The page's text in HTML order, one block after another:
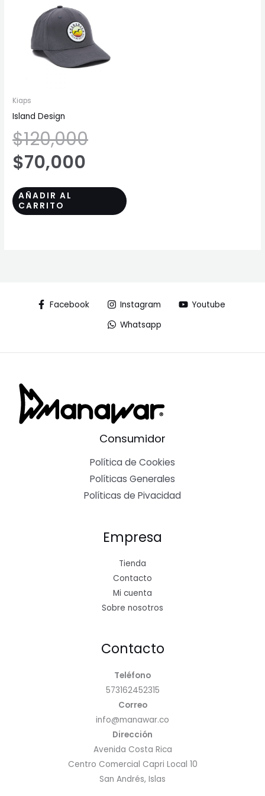
Kiaps
Island Design
$120,000
original
era:
$70,000
actual
es:
AÑADIR AL
CARRITO
Facebook Instagram
Youtube
Whatsapp
Consumidor
Política de Cookies
Políticas Generales
Políticas de Pivacidad
Empresa
Tienda
Contacto
Mi cuenta
Sobre nosotros
Contacto
Teléfono
573162452315
Correo
info@manawar.co
Dirección
Avenida Costa Rica
Centro Comercial Capri Local 10
San Andrés, Islas